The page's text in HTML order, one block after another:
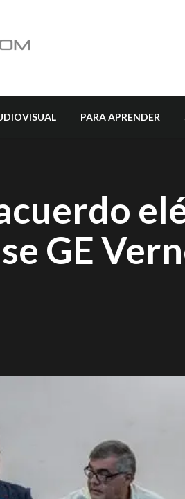
PARA APRENDER
GE